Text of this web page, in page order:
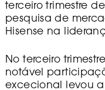
terceiro trimestre
pesquisa de
Hisense na
No terceiro
notável
excecional levou a